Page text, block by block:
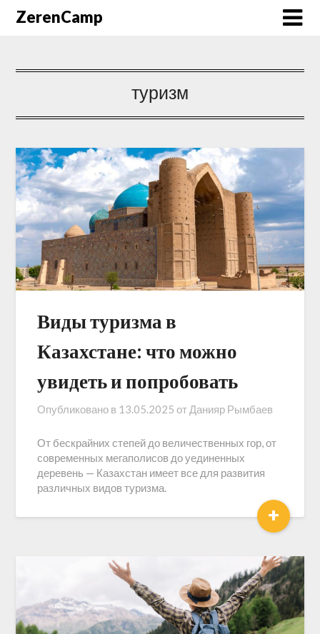
ZerenCamp
туризм
Виды туризма в
Казахстане: что можно
увидеть и попробовать
Опубликовано в 13.05.2025 от Данияр Рымбаев
От бескрайних степей до величественных гор, от
современных мегаполисов до уединенных
деревень — Казахстан имеет все для развития
различных видов туризма.
+